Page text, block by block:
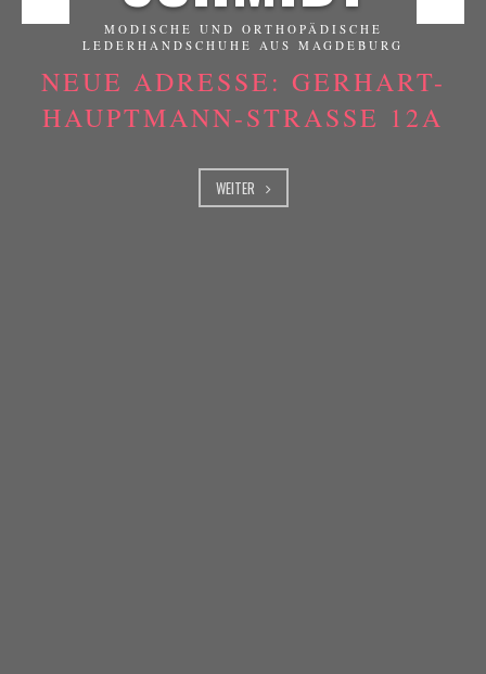
MODISCHE UND ORTHOPÄDISCHE
LEDERHANDSCHUHE AUS MAGDEBURG
NEUE ADRESSE: GERHART-
HAUPTMANN-STRASSE 12A
WEITER